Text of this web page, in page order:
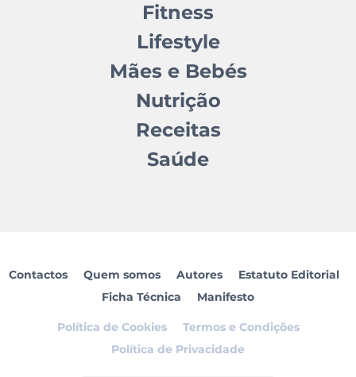
Fitness
Lifestyle
Mães e Bebés
Nutrição
Receitas
Saúde
Contactos Quem somos Autores
Estatuto Editorial
Ficha Técnica
Manifesto
Política de Cookies
Termos e Condições
Política de Privacidade